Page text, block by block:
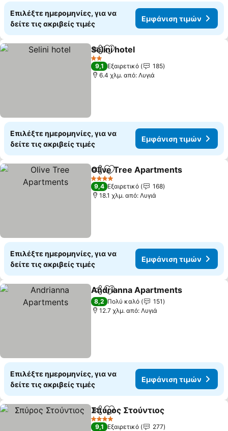
Επιλέξτε ημερομηνίες, για να
δείτε τις ακριβείς τιμές
Εμφάνιση τιμών
Κοινοποίηση
Προσθήκη στα αγαπημένα
Selini hotel
2 Αστέρια
9,1 Εξαιρετικό
185
6.4 χλμ. από: Λυγιά
Επιλέξτε ημερομηνίες, για να
δείτε τις ακριβείς τιμές
Εμφάνιση τιμών
Κοινοποίηση
Προσθήκη στα αγαπημένα
Olive Tree Apartments
4 Αστέρια
9,4 Εξαιρετικό
168
18.1 χλμ. από: Λυγιά
Επιλέξτε ημερομηνίες, για να
δείτε τις ακριβείς τιμές
Εμφάνιση τιμών
Κοινοποίηση
Προσθήκη στα αγαπημένα
Andrianna Apartments
8,2 Πολύ καλό
151
12.7 χλμ. από: Λυγιά
Επιλέξτε ημερομηνίες, για να
δείτε τις ακριβείς τιμές
Εμφάνιση τιμών
Κοινοποίηση
Προσθήκη στα αγαπημένα
Σπύρος Στούντιος
4 Αστέρια
9,1 Εξαιρετικό
277